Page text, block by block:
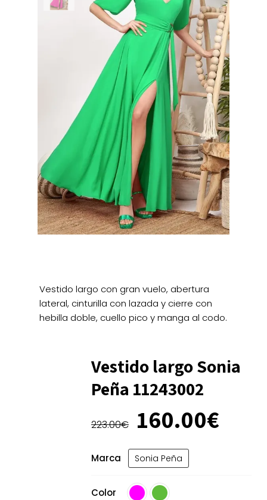
Vestido largo con gran vuelo, abertura
lateral, cinturilla con lazada y cierre con
hebilla doble, cuello pico y manga al codo.
Vestido largo Sonia
Peña 11243002
223.00€ El
precio
original
era:
223.00€.
160.00€El
Marca Sonia Peña
Color